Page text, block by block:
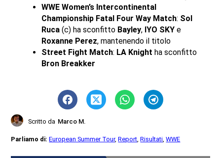
WWE Women’s Intercontinental
Championship Fatal Four Way Match: Sol
Ruca(c) ha sconfitto Bayley, IYO SKYe
Roxanne Perez, mantenendo il titolo
Street Fight Match: LA Knight ha sconfitto
Bron Breakker
Scritto da Marco M.
Parliamo di:European Summer Tour,Report,Risultati,WWE